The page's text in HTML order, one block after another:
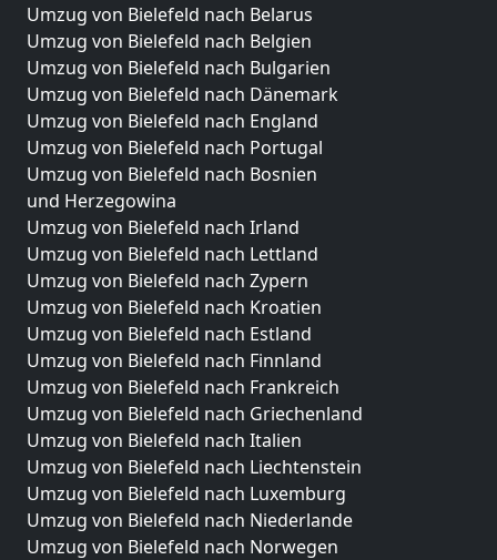
Umzug von Bielefeld nach Belarus
Umzug von Bielefeld nach Belgien
Umzug von Bielefeld nach Bulgarien
Umzug von Bielefeld nach Dänemark
Umzug von Bielefeld nach England
Umzug von Bielefeld nach Portugal
Umzug von Bielefeld nach Bosnien
und Herzegowina
Umzug von Bielefeld nach Irland
Umzug von Bielefeld nach Lettland
Umzug von Bielefeld nach Zypern
Umzug von Bielefeld nach Kroatien
Umzug von Bielefeld nach Estland
Umzug von Bielefeld nach Finnland
Umzug von Bielefeld nach Frankreich
Umzug von Bielefeld nach Griechenland
Umzug von Bielefeld nach Italien
Umzug von Bielefeld nach Liechtenstein
Umzug von Bielefeld nach Luxemburg
Umzug von Bielefeld nach Niederlande
Umzug von Bielefeld nach Norwegen